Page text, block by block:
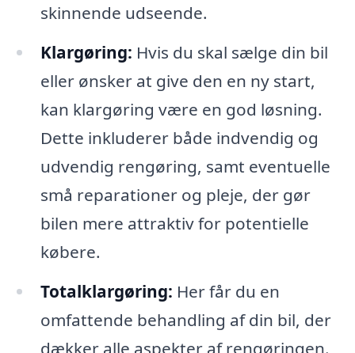
skinnende udseende.
Klargøring: Hvis du skal sælge din bil
eller ønsker at give den en ny start,
kan klargøring være en god løsning.
Dette inkluderer både indvendig og
udvendig rengøring, samt eventuelle
små reparationer og pleje, der gør
bilen mere attraktiv for potentielle
købere.
Totalklargøring: Her får du en
omfattende behandling af din bil, der
dækker alle aspekter af rengøringen.